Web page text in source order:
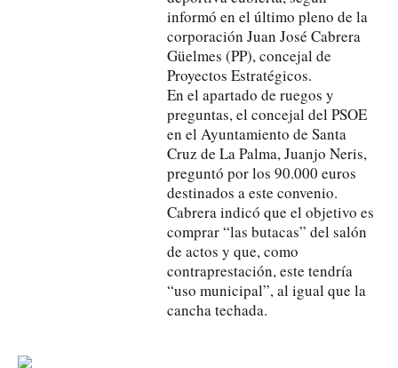
informó en el último pleno de la
corporación Juan José Cabrera
Güelmes (PP), concejal de
Proyectos Estratégicos.
En el apartado de ruegos y
preguntas, el concejal del PSOE
en el Ayuntamiento de Santa
Cruz de La Palma, Juanjo Neris,
preguntó por los 90.000 euros
destinados a este convenio.
Cabrera indicó que el objetivo es
comprar “las butacas” del salón
de actos y que, como
contraprestación, este tendría
“uso municipal”, al igual que la
cancha techada.